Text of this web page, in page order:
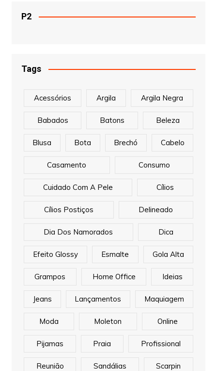
P2
Tags
Acessórios Argila Argila Negra
Babados Batons Beleza
Blusa Bota Brechó Cabelo
Casamento Consumo
Cuidado Com A Pele Cílios
Cílios Postiços Delineado
Dia Dos Namorados Dica
Efeito Glossy Esmalte Gola Alta
Grampos Home Office Ideias
Jeans Lançamentos Maquiagem
Moda Moleton Online
Pijamas Praia Profissional
Reunião Sandálias Scarpin